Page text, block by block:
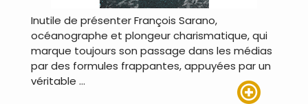
Inutile de présenter François Sarano,
océanographe et plongeur charismatique, qui
marque toujours son passage dans les médias
par des formules frappantes, appuyées par un
véritable …